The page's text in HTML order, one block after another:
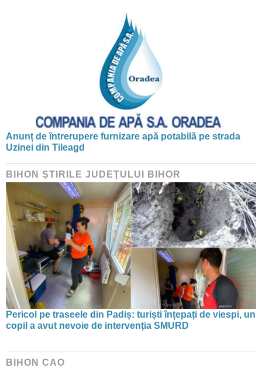
Anunț de întrerupere furnizare apă potabilă pe strada
Uzinei din Tileagd
BIHON ŞTIRILE JUDEŢULUI BIHOR
Pericol pe traseele din Padiș: turiști înțepați de viespi, un
copil a avut nevoie de intervenția SMURD
BIHON CAO